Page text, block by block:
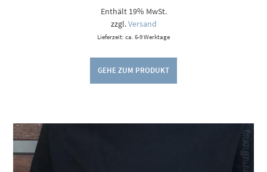
bis
Enthält 19% MwSt.
zzgl.Versand
Lieferzeit: ca. 6-9 Werktage
GEHE ZUM PRODUKT